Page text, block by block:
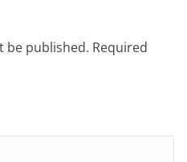
be published. Required